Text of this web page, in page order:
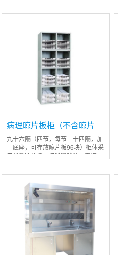
油、表调、锌系磷化、钝化、粉末喷
病理晾片板柜（不含晾片
板）
九十六隔（四节，每节二十四隔，加
一底座，可存放晾片板96块）柜体采
用优质冷轧板，经脱脂除油，表调，